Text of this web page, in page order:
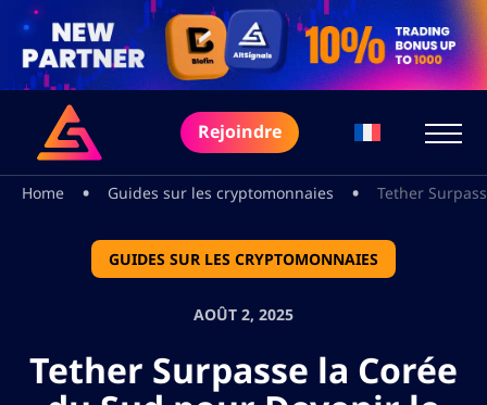
Rejoindre
Home • Guides sur les cryptomonnaies • Tether
GUIDES SUR LES CRYPTOMONNAIES
AOÛT 2, 2025
Tether Surpasse la Corée